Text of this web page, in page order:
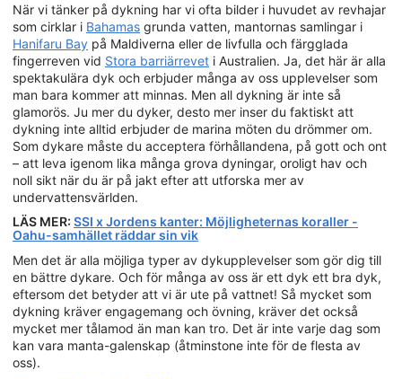
När vi tänker på dykning har vi ofta bilder i huvudet av revhajar
som cirklar i Bahamas grunda vatten, mantornas samlingar i
Hanifaru Bay på Maldiverna eller de livfulla och färgglada
fingerreven vid Stora barriärrevet i Australien. Ja, det här är alla
spektakulära dyk och erbjuder många av oss upplevelser som
man bara kommer att minnas. Men all dykning är inte så
glamorös. Ju mer du dyker, desto mer inser du faktiskt att
dykning inte alltid erbjuder de marina möten du drömmer om.
Som dykare måste du acceptera förhållandena, på gott och ont
– att leva igenom lika många grova dyningar, oroligt hav och
noll sikt när du är på jakt efter att utforska mer av
undervattensvärlden.
LÄS MER: SSI x Jordens kanter: Möjligheternas koraller -
Oahu-samhället räddar sin vik
Men det är alla möjliga typer av dykupplevelser som gör dig till
en bättre dykare. Och för många av oss är ett dyk ett bra dyk,
eftersom det betyder att vi är ute på vattnet! Så mycket som
dykning kräver engagemang och övning, kräver det också
mycket mer tålamod än man kan tro. Det är inte varje dag som
kan vara manta-galenskap (åtminstone inte för de flesta av
oss).